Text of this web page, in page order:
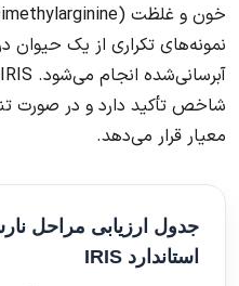
خون و غلظت
نمونه‌های تکراری از یک حیوان
شاخص تأکید دارد و در صورت
معیار قرار می‌دهد.
جدول ارزیابی مراحل
استاندارد IRIS